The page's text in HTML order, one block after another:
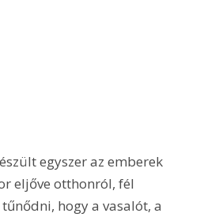
egyszer az emberek
eljőve otthonról, fél
hogy a vasalót, a